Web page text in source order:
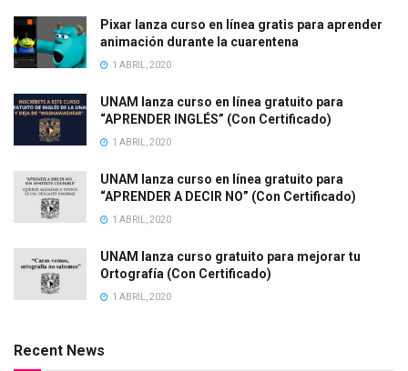
Pixar lanza curso en línea gratis para aprender
animación durante la cuarentena
1 ABRIL, 2020
UNAM lanza curso en línea gratuito para
“APRENDER INGLÉS” (Con Certificado)
1 ABRIL, 2020
UNAM lanza curso en línea gratuito para
“APRENDER A DECIR NO” (Con Certificado)
1 ABRIL, 2020
UNAM lanza curso gratuito para mejorar tu
Ortografía (Con Certificado)
1 ABRIL, 2020
Recent News